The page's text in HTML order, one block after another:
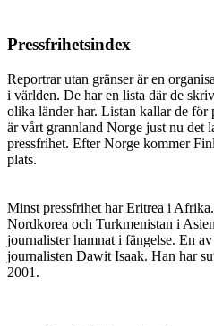
Pressfrihetsindex
Reportrar utan gränser är en
i världen. De har en lista där de
olika länder har. Listan kallar de för
är vårt grannland Norge just nu det
pressfrihet. Efter Norge kommer
plats.
Minst pressfrihet har Eritrea i
Nordkorea och Turkmenistan i
journalister hamnat i fängelse. En
journalisten Dawit Isaak. Han har
2001.